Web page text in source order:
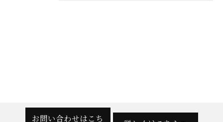
お問い合わせはこち